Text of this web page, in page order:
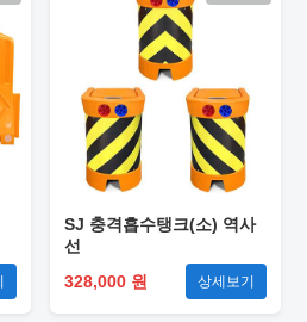
SJ 충격흡수탱크(소) 역사
선
328,000 원
상세보기